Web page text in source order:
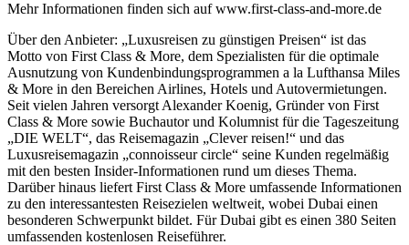
Mehr Informationen finden sich auf www.first-class-and-more.de
Über den Anbieter: „Luxusreisen zu günstigen Preisen“ ist das
Motto von First Class & More, dem Spezialisten für die optimale
Ausnutzung von Kundenbindungsprogrammen a la Lufthansa Miles
& More in den Bereichen Airlines, Hotels und Autovermietungen.
Seit vielen Jahren versorgt Alexander Koenig, Gründer von First
Class & More sowie Buchautor und Kolumnist für die Tageszeitung
„DIE WELT“, das Reisemagazin „Clever reisen!“ und das
Luxusreisemagazin „connoisseur circle“ seine Kunden regelmäßig
mit den besten Insider-Informationen rund um dieses Thema.
Darüber hinaus liefert First Class & More umfassende Informationen
zu den interessantesten Reisezielen weltweit, wobei Dubai einen
besonderen Schwerpunkt bildet. Für Dubai gibt es einen 380 Seiten
umfassenden kostenlosen Reiseführer.